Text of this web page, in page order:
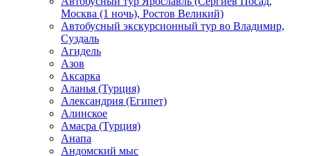
Москва (1 ночь), Ростов Великий)
Автобусный экскурсионный тур во Владимир,
Суздаль
Агидель
Азов
Аксарка
Аланья (Турция)
Александрия (Египет)
Алинское
Амасра (Турция)
Анапа
Андомский мыс